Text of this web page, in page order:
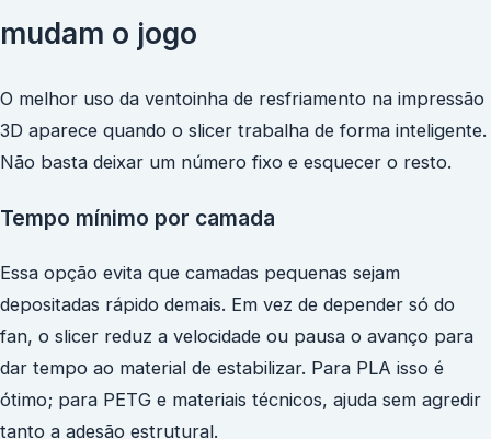
mudam o jogo
O melhor uso da ventoinha de resfriamento na impressão
3D aparece quando o slicer trabalha de forma inteligente.
Não basta deixar um número fixo e esquecer o resto.
Tempo mínimo por camada
Essa opção evita que camadas pequenas sejam
depositadas rápido demais. Em vez de depender só do
fan, o slicer reduz a velocidade ou pausa o avanço para
dar tempo ao material de estabilizar. Para PLA isso é
ótimo; para PETG e materiais técnicos, ajuda sem agredir
tanto a adesão estrutural.